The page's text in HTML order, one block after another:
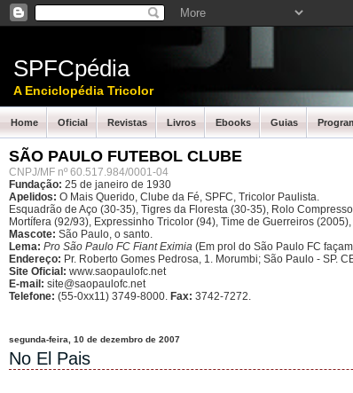
SPFCpédia
A Enciclopédia Tricolor
Home Oficial Revistas Livros Ebooks Guias
SÃO PAULO FUTEBOL CLUBE
CNPJ/MF nº 60.517.984/0001-04
Fundação: 25 de janeiro de 1930
Apelidos: O Mais Querido, Clube da Fé, SPFC, Tricolor Paulista.
Esquadrão de Aço (30-35), Tigres da Floresta (30-35), Rolo
Mortífera (92/93), Expressinho Tricolor (94), Time de Guerreiros
Mascote: São Paulo, o santo.
Lema: Pro São Paulo FC Fiant Eximia (Em prol do São Paulo FC
Endereço: Pr. Roberto Gomes Pedrosa, 1. Morumbi; São Paulo - SP.
Site Oficial: www.saopaulofc.net
E-mail: site@saopaulofc.net
Telefone: (55-0xx11) 3749-8000. Fax: 3742-7272.
segunda-feira, 10 de dezembro de 2007
No El Pais